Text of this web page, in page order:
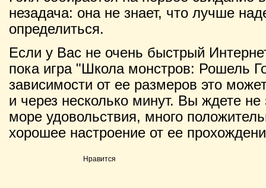
незадача: она не знает, что лучше
определиться.
Если у Вас не очень быстрый
пока игра "Школа монстров: Рошель
зависимости от ее размеров это
и через несколько минут. Вы ждете не
море удовольствия, много
хорошее настроение от ее
Нравится